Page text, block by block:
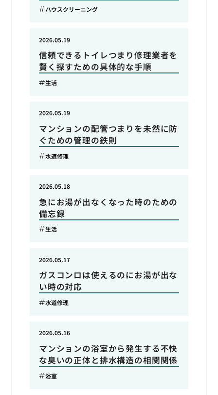
ハウスクリーニング
信頼できるトイレつまり修理業者を
賢く探すための具体的な手順
2026.05.19
生活
マンションの配管つまりを未然に防
ぐための管理の鉄則
2026.05.19
水道修理
急にお湯が出なくなった時のための
備忘録
2026.05.18
生活
ガスコンロは使えるのにお湯が出な
い時の対応
2026.05.17
水道修理
マンションの浴室から発生する不快
な臭いの正体と排水構造の相関関係
2026.05.16
浴室